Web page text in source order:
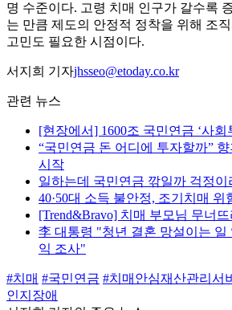
명 수준이다. 고령 치매 인구가 갈수록
는 만큼 제도의 안정적 정착을 위해 조
고민도 필요한 시점이다.
서지희 기자jhsseo@etoday.co.kr
관련 뉴스
[현장에서] 1600조 국민연금 ‘사회
“국민연금 돈 어디에 투자할까”
시작
일하는데 국민연금 깎일까 걱정
40·50대 소득 불안정, 조기치매 위
[Trend&Bravo] 치매 부모님 무너
李 대통령 "청년 결혼 망설이는 일
익 조사"
#치매 #국민연금 #치매안심재산관리서
인지장애